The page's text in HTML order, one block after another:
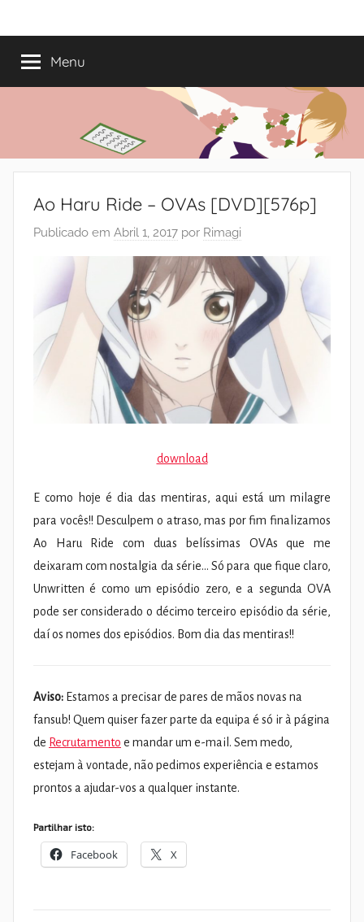
paraMundo
do
Shoujo
anos
a
romances
Menu
Ao Haru Ride – OVAs [DVD][576p]
Publicado em Abril 1, 2017 por Rimagi
download
E como hoje é dia das mentiras, aqui está um milagre
para vocês!! Desculpem o atraso, mas por fim finalizamos
Ao Haru Ride com duas belíssimas OVAs que me
deixaram com nostalgia da série… Só para que fique claro,
Unwritten é como um episódio zero, e a segunda OVA
pode ser considerado o décimo terceiro episódio da série,
daí os nomes dos episódios. Bom dia das mentiras!!
Aviso: Estamos a precisar de pares de mãos novas na
fansub! Quem quiser fazer parte da equipa é só ir à página
de Recrutamento e mandar um e-mail. Sem medo,
estejam à vontade, não pedimos experiência e estamos
prontos a ajudar-vos a qualquer instante.
Partilhar isto:
Facebook X